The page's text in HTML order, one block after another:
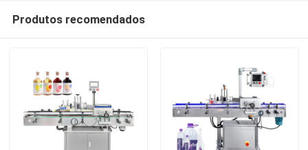
Produtos recomendados